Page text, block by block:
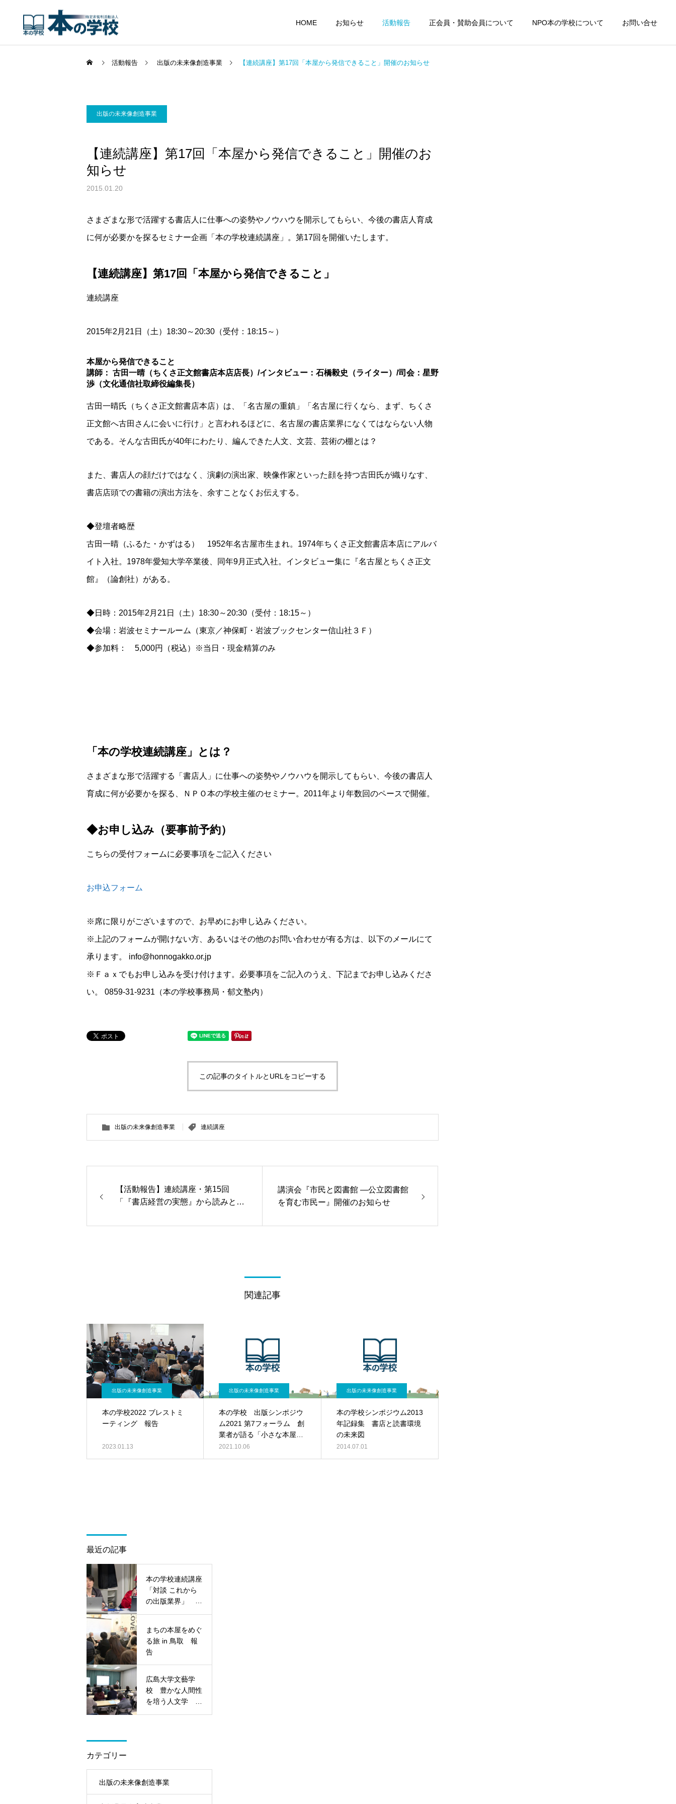
HOME お知らせ 活動報告 正会員・賛助会員について NPO本の学校について お問い合せ
活動報告 出版の未来像創造事業 【連続講座】第17回「本屋から発信できること」開催のお知らせ
出版の未来像創造事業
【連続講座】第17回「本屋から発信できること」開催のお
知らせ
2015.01.20
さまざまな形で活躍する書店人に仕事への姿勢やノウハウを開示してもらい、今後の書店人育成
に何が必要かを探るセミナー企画「本の学校連続講座」。第17回を開催いたします。
【連続講座】第17回「本屋から発信できること」
連続講座
2015年2月21日（土）18:30～20:30（受付：18:15～）
本屋から発信できること
講師： 古田一晴（ちくさ正文館書店本店店長）/インタビュー：石橋毅史（ライター）/司会：星野
渉（文化通信社取締役編集長）
古田一晴氏（ちくさ正文館書店本店）は、「名古屋の重鎮」「名古屋に行くなら、まず、ちくさ
正文館へ古田さんに会いに行け」と言われるほどに、名古屋の書店業界になくてはならない人物
である。そんな古田氏が40年にわたり、編んできた人文、文芸、芸術の棚とは？
また、書店人の顔だけではなく、演劇の演出家、映像作家といった顔を持つ古田氏が織りなす、
書店店頭での書籍の演出方法を、余すことなくお伝えする。
◆登壇者略歴
古田一晴（ふるた・かずはる） 1952年名古屋市生まれ。1974年ちくさ正文館書店本店にアルバ
イト入社。1978年愛知大学卒業後、同年9月正式入社。インタビュー集に『名古屋とちくさ正文
館』（論創社）がある。
◆日時：2015年2月21日（土）18:30～20:30（受付：18:15～）
◆会場：岩波セミナールーム（東京／神保町・岩波ブックセンター信山社３Ｆ）
◆参加料： 5,000円（税込）※当日・現金精算のみ
「本の学校連続講座」とは？
さまざまな形で活躍する「書店人」に仕事への姿勢やノウハウを開示してもらい、今後の書店人
育成に何が必要かを探る、ＮＰＯ本の学校主催のセミナー。2011年より年数回のペースで開催。
◆お申し込み（要事前予約）
こちらの受付フォームに必要事項をご記入ください
お申込フォーム
※席に限りがございますので、お早めにお申し込みください。
※上記のフォームが開けない方、あるいはその他のお問い合わせが有る方は、以下のメールにて
承ります。 info@honnogakko.or.jp
※Ｆａｘでもお申し込みを受け付けます。必要事項をご記入のうえ、下記までお申し込みくださ
い。 0859-31-9231（本の学校事務局・郁文塾内）
この記事のタイトルとURLをコピーする
出版の未来像創造事業 連続講座
【活動報告】連続講座・第15回
「『書店経営の実態』から読みとる
講演会『市民と図書館 ―公立図書館
を育む市民ー』開催のお知らせ
関連記事
出版の未来像創造事業
本の学校2022 ブレストミ
ーティング 報告
2023.01.13
出版の未来像創造事業
本の学校 出版シンポジウ
ム2021 第7フォーラム 創
業者が語る「小さな本屋の
作り方と続け方」
2021.10.06
出版の未来像創造事業
本の学校シンポジウム2013
年記録集 書店と読書環境
の未来図
2014.07.01
最近の記事
本の学校連続講座
「対談 これから
の出版業界」 報
まちの本屋をめぐ
る旅 in 鳥取 報
告
広島大学文藝学
校 豊かな人間性
を培う人文学 報
カテゴリー
出版の未来像創造事業